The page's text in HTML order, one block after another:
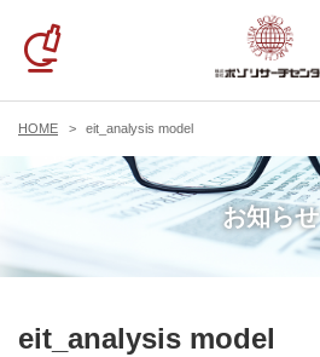
HOME eit_analysis model
お知らせ
eit_analysis model